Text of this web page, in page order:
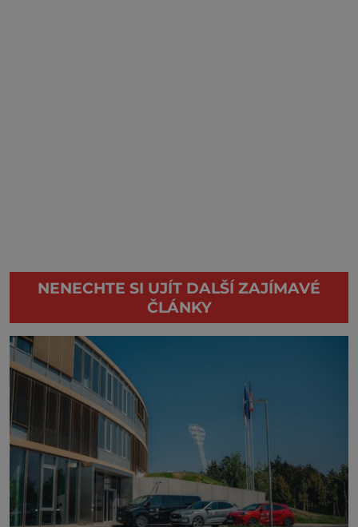
NENECHTE SI UJÍT DALŠÍ ZAJÍMAVÉ
ČLÁNKY